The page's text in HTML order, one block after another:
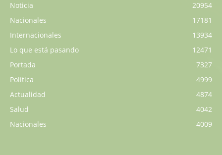
Noticia
20954
Nacionales
17181
Internacionales
13934
Lo que está pasando
12471
Portada
7327
Política
4999
Actualidad
4874
Salud
4042
Nacionales
4009